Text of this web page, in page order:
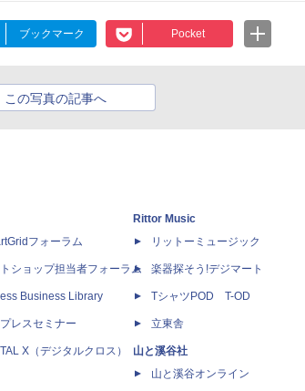
ブックマーク Pocket
この写真の記事へ
フォーラム
ショップ担当者フォーラム
Business Library
レスセミナー
X（デジタルクロス）
Rittor Music
リットーミュージック
楽器探そう!デジマート
TシャツPOD T-OD
立東舎
山と溪谷社
山と溪谷オンライン